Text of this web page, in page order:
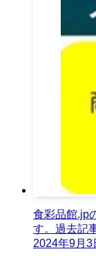
食彩品館.jp
す。過去記
2024年9月3